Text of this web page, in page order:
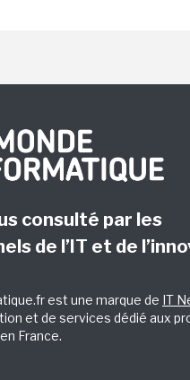
consulté par les
de l’IT et de
est une marque de IT
et de services dédié aux
France.